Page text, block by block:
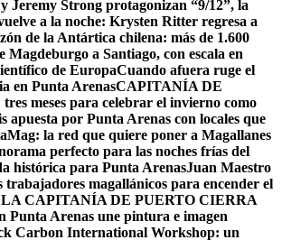
Jeremy Strong protagonizan “9/12”, la
a la noche: Krysten Ritter regresa a
de la Antártica chilena: más de 1.600
Magdeburgo a Santiago, con escala en
de EuropaCuando afuera ruge el
en Punta ArenasCAPITANÍA DE
meses para celebrar el invierno como
apuesta por Punta Arenas con locales que
la red que quiere poner a Magallanes
perfecto para las noches frías del
histórica para Punta ArenasJuan Maestro
magallánicos para encender el
CAPITANÍA DE PUERTO CIERRA
Punta Arenas une pintura e imagen
Carbon International Workshop: un